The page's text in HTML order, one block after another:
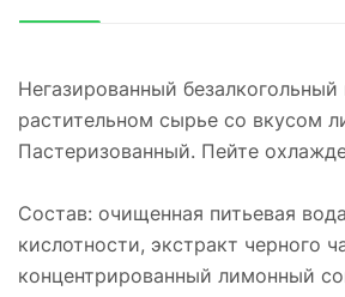
Негазированный безалкогольный
растительном сырье со вкусом
Пастеризованный. Пейте
Состав: очищенная питьевая
кислотности, экстракт черного
концентрированный лимонный